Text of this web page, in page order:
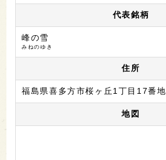
代表銘柄
峰の雪
みねのゆき
住所
福島県喜多方市桜ヶ丘1丁目17番地
地図